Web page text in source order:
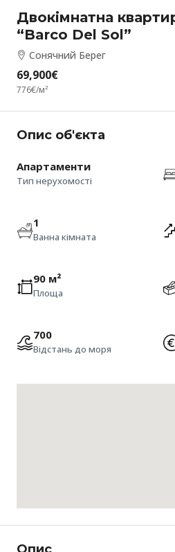
Двокімнатна
“Barco Del Sol”
Сонячний Берег
69,900€
776€/м²
Опис об'єкта
Апартаменти
Тип нерухомості
1
Ванна кімната
90 м²
Площа
700
Відстань до моря